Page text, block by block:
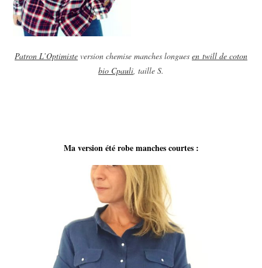
Patron L’Optimiste version chemise manches longues en twill de coton
bio Cpauli, taille S.
Ma version été robe manches courtes :